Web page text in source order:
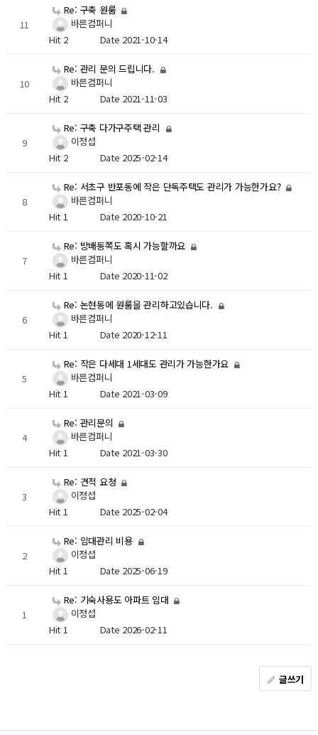
11
Re: 구축 원룸
바른컴퍼니
Hit 2 Date 2021-10-14
10
Re: 관리 문의 드립니다.
바른컴퍼니
Hit 2 Date 2021-11-03
9
Re: 구축 다가구주택 관리
이정섭
Hit 2 Date 2025-02-14
8
Re: 서초구 반포동에 작은 단독주택도 관리가 가능한가요?
바른컴퍼니
Hit 1 Date 2020-10-21
7
Re: 방배동쪽도 혹시 가능할까요
바른컴퍼니
Hit 1 Date 2020-11-02
6
Re: 논현동에 원룸을 관리하고있습니다.
바른컴퍼니
Hit 1 Date 2020-12-11
5
Re: 작은 다세대 1세대도 관리가 가능한가요
바른컴퍼니
Hit 1 Date 2021-03-09
4
Re: 관리문의
바른컴퍼니
Hit 1 Date 2021-03-30
3
Re: 견적 요청
이정섭
Hit 1 Date 2025-02-04
2
Re: 임대관리 비용
이정섭
Hit 1 Date 2025-06-19
1
Re: 기숙사용도 아파트 임대
이정섭
Hit 1 Date 2026-02-11
글쓰기